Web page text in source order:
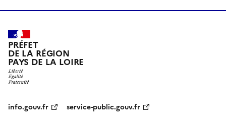
PRÉFET
DE LA RÉGION
PAYS DE LA LOIRE
info.gouv.fr service-public.gouv.fr